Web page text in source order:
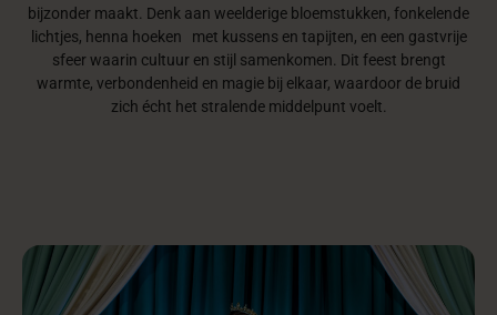
Over BASMA
Contact
bijzonder maakt. Denk aan weelderige bloemstukken, fonkelende
lichtjes, henna hoeken met kussens en tapijten, en een gastvrije
sfeer waarin cultuur en stijl samenkomen. Dit feest brengt
warmte, verbondenheid en magie bij elkaar, waardoor de bruid
zich écht het stralende middelpunt voelt.